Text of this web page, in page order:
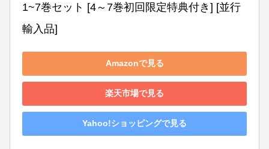
1~7巻セット [4～7巻初回限定特典付き] [並行
輸入品]
Amazonで見る
楽天市場で見る
Yahoo!ショッピングで見る